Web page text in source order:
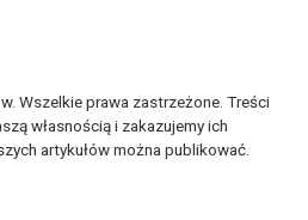
Wszelkie prawa zastrzeżone. Treści
własnością i zakazujemy ich
artykułów można publikować.